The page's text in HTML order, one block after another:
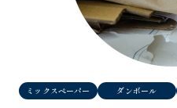
ミックスペーパー ダンボール